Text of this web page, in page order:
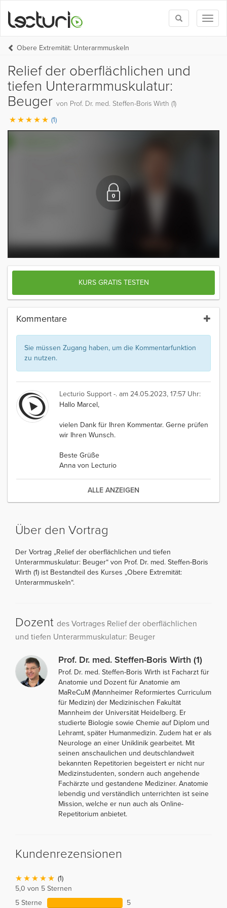
Toggle
search
Obere Extremität: Unterarmmuskeln
Relief der oberflächlichen und
tiefen Unterarmmuskulatur:
Beuger von Prof. Dr. med. Steffen-Boris Wirth (1)
(1)
KURS GRATIS TESTEN
Kommentare
Sie müssen Zugang haben, um die Kommentarfunktion
zu nutzen.
Lecturio Support -. am 24.05.2023, 17:57 Uhr:
Hallo Marcel,
vielen Dank für Ihren Kommentar. Gerne prüfen
wir Ihren Wunsch.
Beste Grüße
Anna von Lecturio
ALLE ANZEIGEN
Über den Vortrag
Der Vortrag „Relief der oberflächlichen und tiefen
Unterarmmuskulatur: Beuger“ von Prof. Dr. med. Steffen-Boris
Wirth (1) ist Bestandteil des Kurses „Obere Extremität:
Unterarmmuskeln“.
Dozent des Vortrages Relief der oberflächlichen
und tiefen Unterarmmuskulatur: Beuger
Prof. Dr. med. Steffen-Boris Wirth (1)
Prof. Dr. med. Steffen-Boris Wirth ist Facharzt für
Anatomie und Dozent für Anatomie am
MaReCuM (Mannheimer Reformiertes Curriculum
für Medizin) der Medizinischen Fakultät
Mannheim der Universität Heidelberg. Er
studierte Biologie sowie Chemie auf Diplom und
Lehramt, später Humanmedizin. Zudem hat er als
Neurologe an einer Uniklinik gearbeitet. Mit
seinen anschaulichen und deutschlandweit
bekannten Repetitorien begeistert er nicht nur
Medizinstudenten, sondern auch angehende
Fachärzte und gestandene Mediziner. Anatomie
lebendig und verständlich unterrichten ist seine
Mission, welche er nun auch als Online-
Repetitorium anbietet.
Kundenrezensionen
(1)
5,0 von 5 Sternen
5 Sterne
5